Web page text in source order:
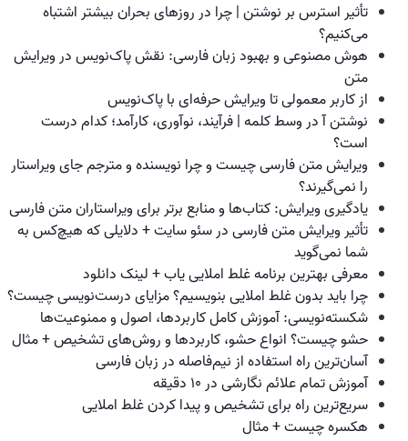
تأثیر استرس بر نوشتن | چرا در روزهای بحران بیشتر اشتباه
می‌کنیم؟
هوش مصنوعی و بهبود زبان فارسی: نقش پاک‌نویس در ویرایش
متن
از کاربر معمولی تا ویرایش حرفه‌ای با پاک‌نویس
نوشتن آ در وسط کلمه | فرآیند، نوآوری، کارآمد؛ کدام درست
است؟
ویرایش متن فارسی چیست و چرا نویسنده و مترجم جای ویراستار
را نمی‌گیرند؟
یادگیری ویرایش: کتاب‌ها و منابع برتر برای ویراستاران متن فارسی
تأثیر ویرایش متن فارسی در سئو سایت + دلایلی که هیچ‌کس به
شما نمی‌گوید
معرفی بهترین برنامه غلط املایی یاب + لینک دانلود
چرا باید بدون غلط املایی بنویسیم؟ مزایای درست‌نویسی چیست؟
شکسته‌نویسی: آموزش کامل کاربردها، اصول و ممنوعیت‌ها
حشو چیست؟ انواع حشو، کاربردها و روش‌های تشخیص + مثال
آسان‌ترین راه استفاده از نیم‌فاصله در زبان فارسی
آموزش تمام علائم نگارشی در ۱۰ دقیقه
سریع‌ترین راه برای تشخیص و پیدا کردن غلط املایی
هکسره چیست + مثال